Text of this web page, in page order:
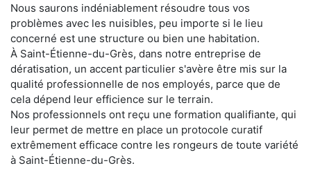
Nous saurons indéniablement résoudre tous vos
problèmes avec les nuisibles, peu importe si le lieu
concerné est une structure ou bien une habitation.
À Saint-Étienne-du-Grès, dans notre entreprise de
dératisation, un accent particulier s'avère être mis sur la
qualité professionnelle de nos employés, parce que de
cela dépend leur efficience sur le terrain.
Nos professionnels ont reçu une formation qualifiante, qui
leur permet de mettre en place un protocole curatif
extrêmement efficace contre les rongeurs de toute variété
à Saint-Étienne-du-Grès.